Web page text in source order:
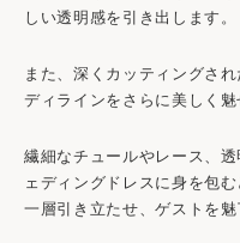
しい透明感を引き出します。
また、深くカッティングさ
ディラインをさらに美しく
繊細なチュールやレース、
ェディングドレスに身を包
一層引き立たせ、ゲストを魅